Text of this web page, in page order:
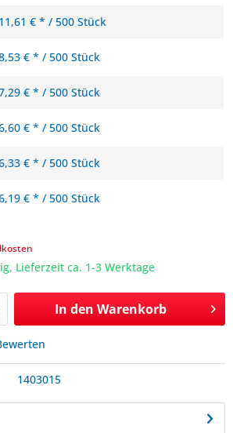
11,61 € * / 500 Stück
€ * / 500 Stück
€ * / 500 Stück
€ * / 500 Stück
€ * / 500 Stück
€ * / 500 Stück
Lieferzeit ca. 1-3 Werktage
In den Warenkorb
1403015